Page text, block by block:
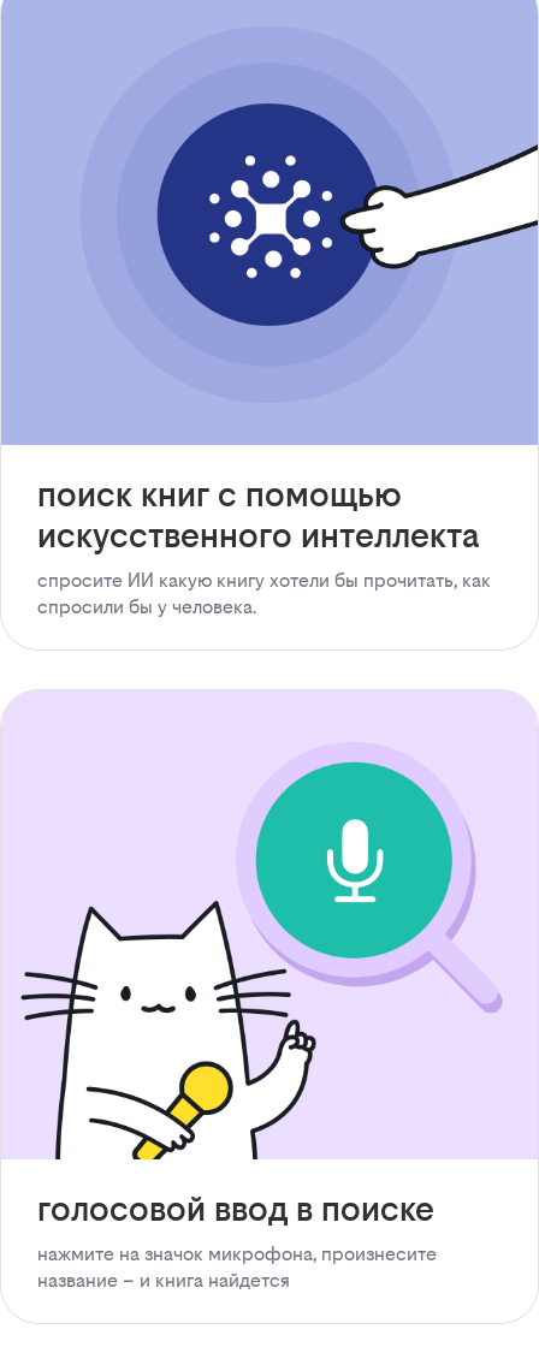
поиск книг с помощью
искусственного интеллекта
спросите ИИ какую книгу хотели бы прочитать, как
спросили бы у человека.
голосовой ввод в поиске
нажмите на значок микрофона, произнесите
название – и книга найдется